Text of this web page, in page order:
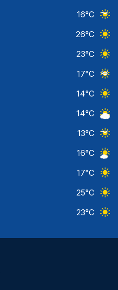
16°C
26°C
23°C
17°C
14°C
14°C
13°C
16°C
17°C
25°C
23°C